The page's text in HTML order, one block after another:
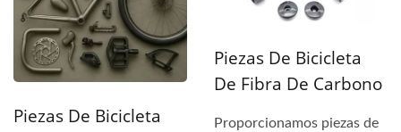
Piezas De Bicicleta
Piezas De Bicicleta
De Fibra De Carbono
Proporcionamos piezas de